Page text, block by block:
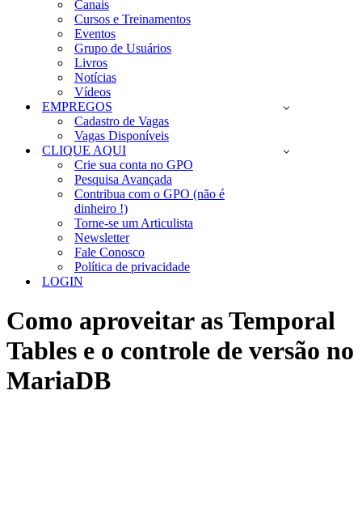
Canais
Cursos e Treinamentos
Eventos
Grupo de Usuários
Livros
Notícias
Vídeos
EMPREGOS
Cadastro de Vagas
Vagas Disponíveis
CLIQUE AQUI
Crie sua conta no GPO
Pesquisa Avançada
Contribua com o GPO (não é
dinheiro !)
Torne-se um Articulista
Newsletter
Fale Conosco
Política de privacidade
LOGIN
Como aproveitar as Temporal
Tables e o controle de versão no
MariaDB